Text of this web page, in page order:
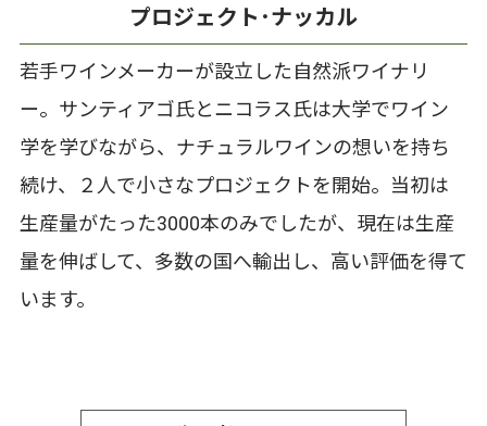
プロジェクト･ナッカル
若手ワインメーカーが設立した自然派ワイナリ
ー。サンティアゴ氏とニコラス氏は大学でワイン
学を学びながら、ナチュラルワインの想いを持ち
続け、２人で小さなプロジェクトを開始。当初は
生産量がたった3000本のみでしたが、現在は生産
量を伸ばして、多数の国へ輸出し、高い評価を得て
います。